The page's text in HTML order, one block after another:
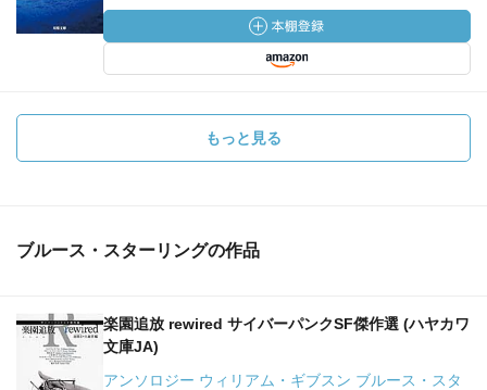
もっと見る
ブルース・スターリングの作品
楽園追放 rewired サイバーパンクSF傑作選 (ハヤカワ
文庫JA)
アンソロジー ウィリアム・ギブスン ブルース・スタ